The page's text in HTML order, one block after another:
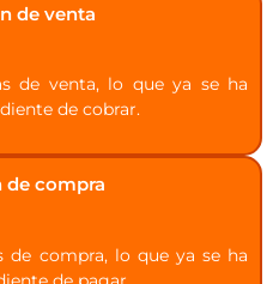
de venta
de venta, lo que ya se ha
de cobrar.
de compra
de compra, lo que ya se ha